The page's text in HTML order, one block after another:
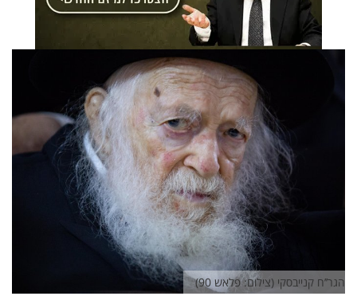
הגר’’ח קנייבסקי (צילום: פלאש 90)